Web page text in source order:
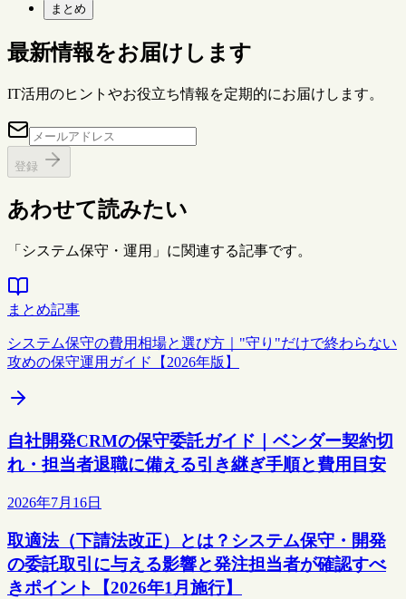
まとめ
最新情報をお届けします
IT活用のヒントやお役立ち情報を定期的にお届けします。
登録
あわせて読みたい
「システム保守・運用」に関連する記事です。
まとめ記事
システム保守の費用相場と選び方｜"守り"だけで終わらない
攻めの保守運用ガイド【2026年版】
自社開発CRMの保守委託ガイド｜ベンダー契約切
れ・担当者退職に備える引き継ぎ手順と費用目安
2026年7月16日
取適法（下請法改正）とは？システム保守・開発
の委託取引に与える影響と発注担当者が確認すべ
きポイント【2026年1月施行】